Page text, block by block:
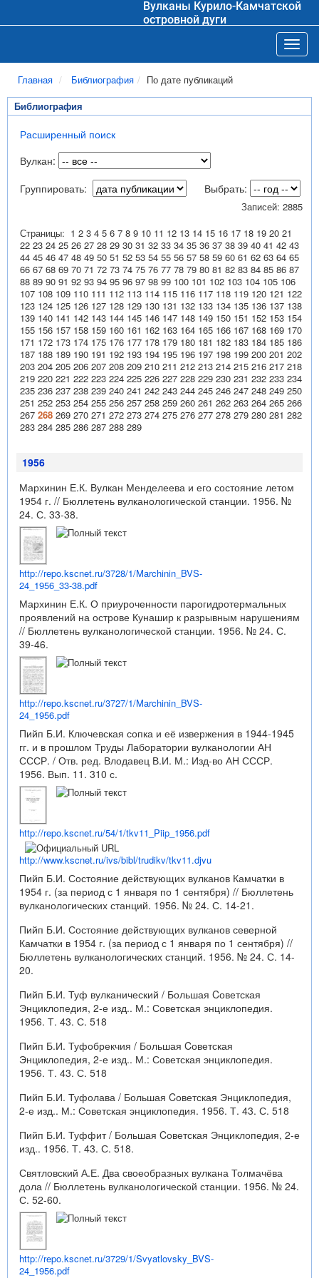
Вулканы Курило-Камчатской
островной дуги
Главная Библиография По дате публикаций
Библиография
Расширенный поиск
Вулкан:
Группировать:
Выбрать:
Записей: 2885
Страницы: 1 2 3 4 5 6 7 8 9 10 11 12 13 14 15 16 17 18 19 20 21
22 23 24 25 26 27 28 29 30 31 32 33 34 35 36 37 38 39 40 41 42 43
44 45 46 47 48 49 50 51 52 53 54 55 56 57 58 59 60 61 62 63 64 65
66 67 68 69 70 71 72 73 74 75 76 77 78 79 80 81 82 83 84 85 86 87
88 89 90 91 92 93 94 95 96 97 98 99 100 101 102 103 104 105 106
107 108 109 110 111 112 113 114 115 116 117 118 119 120 121 122
123 124 125 126 127 128 129 130 131 132 133 134 135 136 137 138
139 140 141 142 143 144 145 146 147 148 149 150 151 152 153 154
155 156 157 158 159 160 161 162 163 164 165 166 167 168 169 170
171 172 173 174 175 176 177 178 179 180 181 182 183 184 185 186
187 188 189 190 191 192 193 194 195 196 197 198 199 200 201 202
203 204 205 206 207 208 209 210 211 212 213 214 215 216 217 218
219 220 221 222 223 224 225 226 227 228 229 230 231 232 233 234
235 236 237 238 239 240 241 242 243 244 245 246 247 248 249 250
251 252 253 254 255 256 257 258 259 260 261 262 263 264 265 266
267 268 269 270 271 272 273 274 275 276 277 278 279 280 281 282
283 284 285 286 287 288 289
1956
Мархинин Е.К. Вулкан Менделеева и его состояние летом
1954 г. // Бюллетень вулканологической станции. 1956. №
24. С. 33-38.
http://repo.kscnet.ru/3728/1/Marchinin_BVS-
24_1956_33-38.pdf
Мархинин Е.К. О приуроченности парогидротермальных
проявлений на острове Кунашир к разрывным нарушениям
// Бюллетень вулканологической станции. 1956. № 24. С.
39-46.
http://repo.kscnet.ru/3727/1/Marchinin_BVS-
24_1956.pdf
Пийп Б.И. Ключевская сопка и её извержения в 1944-1945
гг. и в прошлом Труды Лаборатории вулканологии АН
СССР. / Отв. ред. Влодавец В.И. М.: Изд-во АН СССР.
1956. Вып. 11. 310 с.
http://repo.kscnet.ru/54/1/tkv11_Piip_1956.pdf
http://www.kscnet.ru/ivs/bibl/trudikv/tkv11.djvu
Пийп Б.И. Состояние действующих вулканов Камчатки в
1954 г. (за период с 1 января по 1 сентября) // Бюллетень
вулканологических станций. 1956. № 24. С. 14-21.
Пийп Б.И. Состояние действующих вулканов северной
Камчатки в 1954 г. (за период с 1 января по 1 сентября) //
Бюллетень вулканологических станций. 1956. № 24. С. 14-
20.
Пийп Б.И. Туф вулканический / Большая Cоветская
Энциклопедия, 2-е изд.. М.: Советская энциклопедия.
1956. Т. 43. С. 518
Пийп Б.И. Туфобрекчия / Большая Cоветская
Энциклопедия, 2-е изд.. М.: Советская энциклопедия.
1956. Т. 43. С. 518
Пийп Б.И. Туфолава / Большая Cоветская Энциклопедия,
2-е изд.. М.: Советская энциклопедия. 1956. Т. 43. С. 518
Пийп Б.И. Туффит / Большая Cоветская Энциклопедия, 2-е
изд.. 1956. Т. 43. С. 518.
Святловский А.Е. Два своеобразных вулкана Толмачёва
дола // Бюллетень вулканологической станции. 1956. № 24.
С. 52-60.
http://repo.kscnet.ru/3729/1/Svyatlovsky_BVS-
24_1956.pdf